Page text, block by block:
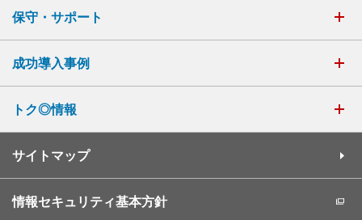
保守・サポート
成功導入事例
トク◎情報
サイトマップ
情報セキュリティ基本方針